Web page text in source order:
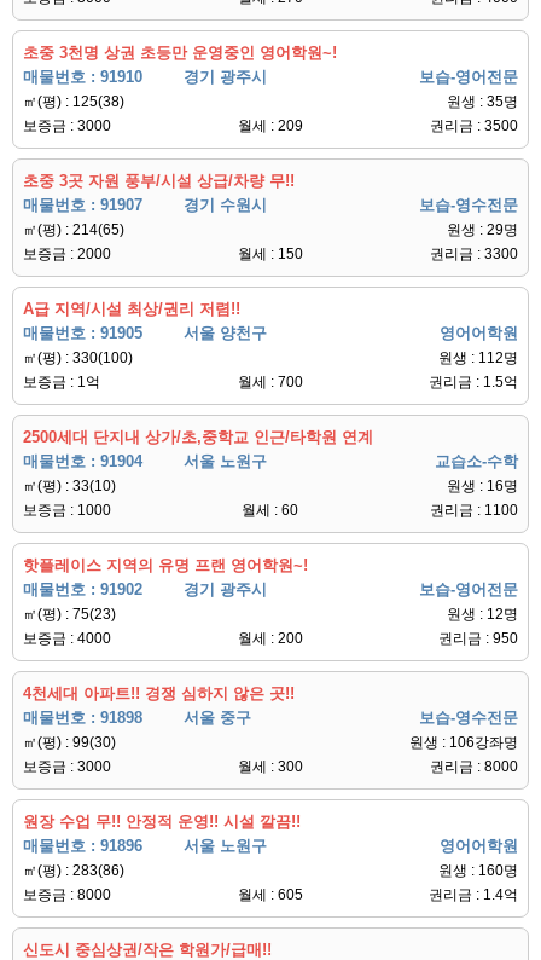
초중 3천명 상권 초등만 운영중인 영어학원~!
매물번호 : 91910
경기 광주시 보습-영어전문
㎡(평) : 125(38)
원생 : 35명
보증금 : 3000
월세 : 209 권리금 : 3500
초중 3곳 자원 풍부/시설 상급/차량 무!!
매물번호 : 91907
경기 수원시 보습-영수전문
㎡(평) : 214(65)
원생 : 29명
보증금 : 2000
월세 : 150 권리금 : 3300
A급 지역/시설 최상/권리 저렴!!
매물번호 : 91905
서울 양천구 영어어학원
㎡(평) : 330(100)
원생 : 112명
보증금 : 1억
월세 : 700 권리금 : 1.5억
2500세대 단지내 상가/초,중학교 인근/타학원 연계
매물번호 : 91904
서울 노원구 교습소-수학
㎡(평) : 33(10)
원생 : 16명
보증금 : 1000
월세 : 60 권리금 : 1100
핫플레이스 지역의 유명 프랜 영어학원~!
매물번호 : 91902
경기 광주시 보습-영어전문
㎡(평) : 75(23)
원생 : 12명
보증금 : 4000
월세 : 200 권리금 : 950
4천세대 아파트!! 경쟁 심하지 않은 곳!!
매물번호 : 91898
서울 중구 보습-영수전문
㎡(평) : 99(30)
원생 : 106강좌명
보증금 : 3000
월세 : 300 권리금 : 8000
원장 수업 무!! 안정적 운영!! 시설 깔끔!!
매물번호 : 91896
서울 노원구 영어어학원
㎡(평) : 283(86)
원생 : 160명
보증금 : 8000
월세 : 605 권리금 : 1.4억
신도시 중심상권/작은 학원가/급매!!